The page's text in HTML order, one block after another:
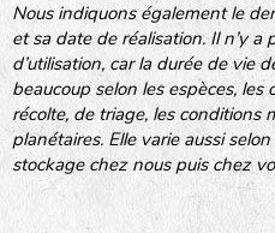
www.grainesdelpais.com
JARDIN EN’VIE (JEV)
LA BOITE A GRAINES
Nous indiquons également le
et sa date de réalisation. Il n’y a
d’utilisation, car la durée de vie
beaucoup selon les espèces, les
récolte, de triage, les conditions
planétaires. Elle varie aussi
stockage chez nous puis chez
Légumes racines
Plantes aromatiques